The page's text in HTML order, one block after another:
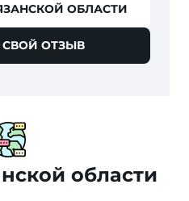
ОБЛАСТИ
СВОЙ ОТЗЫВ
области